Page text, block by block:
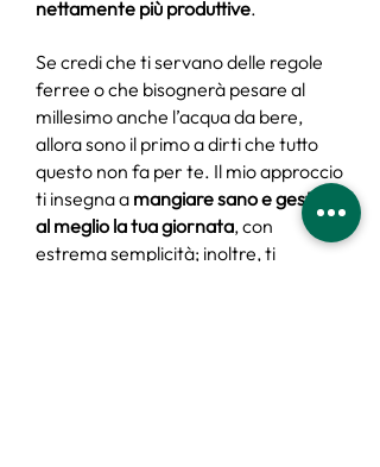
nettamente più produttive.
Se credi che ti servano delle regole
ferree o che bisognerà pesare al
millesimo anche l’acqua da bere,
allora sono il primo a dirti che tutto
questo non fa per te. Il mio approccio
ti insegna a mangiare sano e gestire
al meglio la tua giornata, con
estrema semplicità; inoltre, ti